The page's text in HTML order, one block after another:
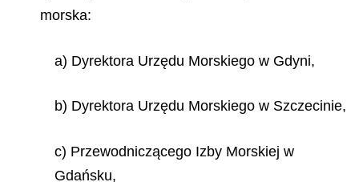
morska:
a) Dyrektora Urzędu Morskiego w Gdyni,
b) Dyrektora Urzędu Morskiego w Szczecinie,
c) Przewodniczącego Izby Morskiej w
Gdańsku,